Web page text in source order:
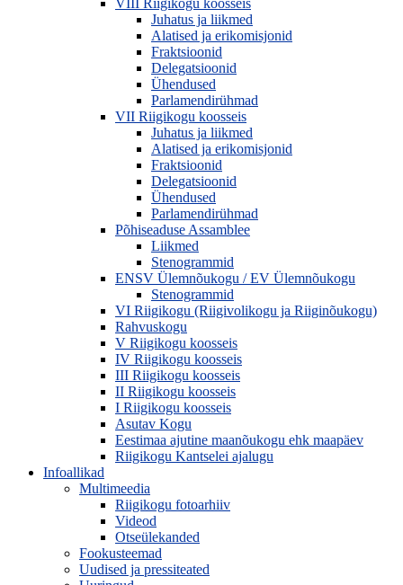
Juhatus ja liikmed
Alatised ja erikomisjonid
Fraktsioonid
Delegatsioonid
Ühendused
Parlamendirühmad
VII Riigikogu koosseis
Juhatus ja liikmed
Alatised ja erikomisjonid
Fraktsioonid
Delegatsioonid
Ühendused
Parlamendirühmad
Põhiseaduse Assamblee
Liikmed
Stenogrammid
ENSV Ülemnõukogu / EV Ülemnõukogu
Stenogrammid
VI Riigikogu (Riigivolikogu ja Riiginõukogu)
Rahvuskogu
V Riigikogu koosseis
IV Riigikogu koosseis
III Riigikogu koosseis
II Riigikogu koosseis
I Riigikogu koosseis
Asutav Kogu
Eestimaa ajutine maanõukogu ehk maapäev
Riigikogu Kantselei ajalugu
Infoallikad
Multimeedia
Riigikogu fotoarhiiv
Videod
Otseülekanded
Fookusteemad
Uudised ja pressiteated